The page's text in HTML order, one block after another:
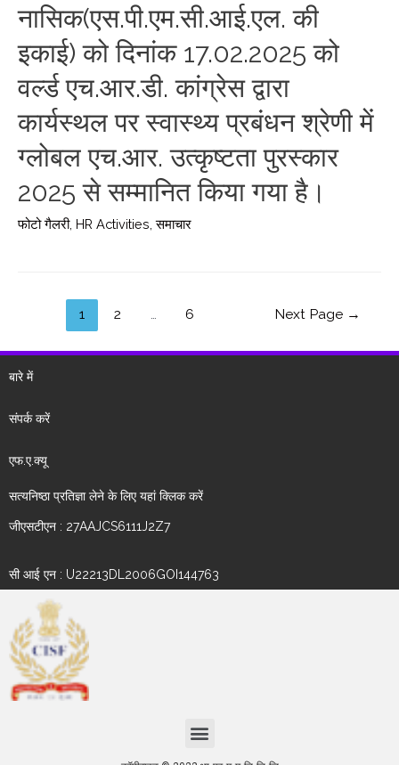
नासिक(एस.पी.एम.सी.आई.एल. की
इकाई) को दिनांक 17.02.2025 को
वर्ल्ड एच.आर.डी. कांग्रेस द्वारा
कार्यस्थल पर स्वास्थ्य प्रबंधन श्रेणी में
ग्लोबल एच.आर. उत्कृष्टता पुरस्कार
2025 से सम्मानित किया गया है।
फोटो गैलरी, HR Activities ,समाचार
1 2 6 Next Page →
बारे में
संपर्क करें
एफ.ए.क्यू
सत्यनिष्ठा प्रतिज्ञा लेने के लिए यहां क्लिक करें
जीएसटीएन : 27AAJCS6111J2Z7
सी आई एन : U22213DL2006GOI144763